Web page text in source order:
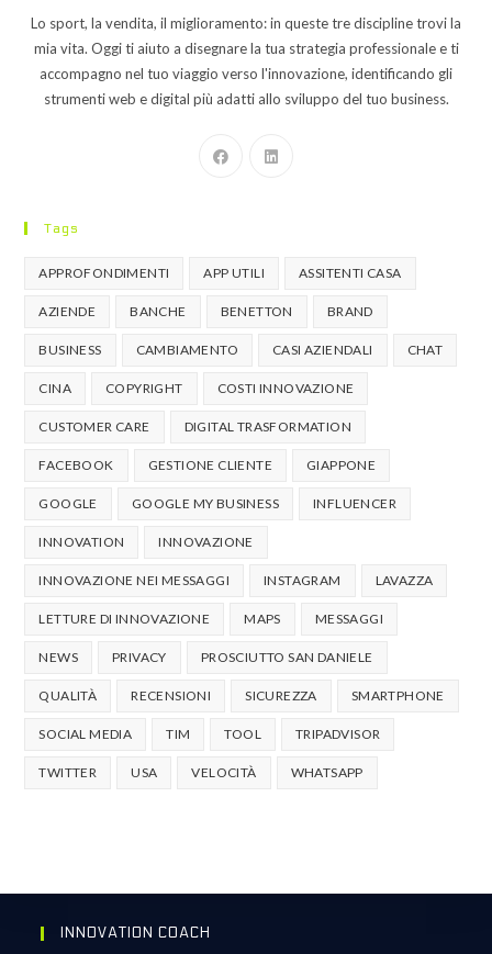
Lo sport, la vendita, il miglioramento: in queste tre discipline trovi la
mia vita. Oggi ti aiuto a disegnare la tua strategia professionale e ti
accompagno nel tuo viaggio verso l'innovazione, identificando gli
strumenti web e digital più adatti allo sviluppo del tuo business.
Tags
APPROFONDIMENTI APP UTILI ASSITENTI CASA
AZIENDE BANCHE BENETTON BRAND
BUSINESS CAMBIAMENTO CASI AZIENDALI CHAT
CINA COPYRIGHT COSTI INNOVAZIONE
CUSTOMER CARE DIGITAL TRASFORMATION
FACEBOOK GESTIONE CLIENTE GIAPPONE
GOOGLE GOOGLE MY BUSINESS INFLUENCER
INNOVATION INNOVAZIONE
INNOVAZIONE NEI MESSAGGI INSTAGRAM LAVAZZA
LETTURE DI INNOVAZIONE MAPS MESSAGGI
NEWS PRIVACY PROSCIUTTO SAN DANIELE
QUALITÀ RECENSIONI SICUREZZA SMARTPHONE
SOCIAL MEDIA TIM TOOL TRIPADVISOR
TWITTER USA VELOCITÀ WHATSAPP
INNOVATION COACH